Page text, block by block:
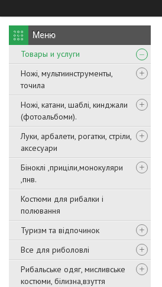
Товары и услуги
Ножі, мультиинструменты,
точила
Ножі, катани, шаблі, кинджали
(фотоальбоми).
Луки, арбалети, рогатки, стріли,
аксесуари
Біноклі ,приціли,монокуляри
,пнв.
Костюми для рибалки і
полювання
Туризм та відпочинок
Все для риболовлі
Рибальське одяг, мисливське
костюми, білизна,взуття